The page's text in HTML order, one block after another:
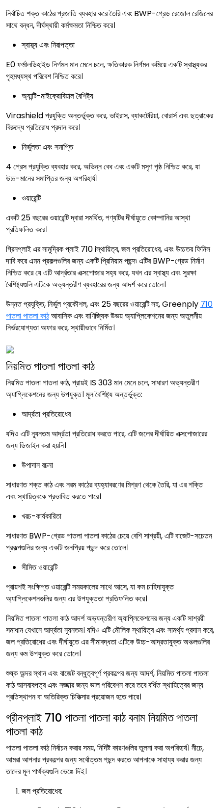
নির্বাচিত শক্ত কাঠের প্রজাতি ব্যবহার করে তৈরি এবং BWP-গ্রেড রেজোল রেজিনের
সাথে বন্ধন, দীর্ঘস্থায়ী কর্মক্ষমতা নিশ্চিত করে।
স্বাস্থ্য এবং নিরাপত্তা
E0 ফর্মালডিহাইড নির্গমন মান মেনে চলে, ক্ষতিকারক নির্গমন কমিয়ে একটি স্বাস্থ্যকর
গৃহমধ্যস্থ পরিবেশ নিশ্চিত করে।
অ্যান্টি-মাইক্রোবিয়াল বৈশিষ্ট্য
Virashield প্রযুক্তি অন্তর্ভুক্ত করে, ভাইরাস, ব্যাকটেরিয়া, বোরার্স এবং ছত্রাকের
বিরুদ্ধে প্রতিরোধ প্রদান করে।
নির্ভুলতা এবং সমাপ্তি
4 প্রেস প্রযুক্তি ব্যবহার করে, অভিন্ন বেধ এবং একটি মসৃণ পৃষ্ঠ নিশ্চিত করে, যা
উচ্চ-মানের সমাপ্তির জন্য অপরিহার্য।
ওয়ারেন্টি
একটি 25 বছরের ওয়ারেন্টি দ্বারা সমর্থিত, পণ্যটির দীর্ঘায়ুতে কোম্পানির আস্থা
প্রতিফলিত করে।
গ্রিনপ্লাই এর সামুদ্রিক প্লাই 710 iস্থায়িত্ব, জল প্রতিরোধের, এবং উচ্চতর ফিনিস
দাবি করে এমন প্রকল্পগুলির জন্য একটি প্রিমিয়াম পছন্দ৷ এটির BWP-গ্রেড নির্মাণ
নিশ্চিত করে যে এটি আর্দ্রতার এক্সপোজার সহ্য করে, যখন এর স্বাস্থ্য এবং সুরক্ষা
বৈশিষ্ট্যগুলি এটিকে অভ্যন্তরীণ ব্যবহারের জন্য আদর্শ করে তোলে।
উন্নত প্রযুক্তি, নির্ভুল প্রকৌশল, এবং 25 বছরের ওয়ারেন্টি সহ, Greenply 710
পাতলা পাতলা কাঠআবাসিক এবং বাণিজ্যিক উভয় অ্যাপ্লিকেশনের জন্য অতুলনীয়
নির্ভরযোগ্যতা অফার করে, স্থায়ীভাবে নির্মিত।
নিয়মিত পাতলা পাতলা কাঠ
নিয়মিত পাতলা পাতলা কাঠ, প্রায়ই IS 303 মান মেনে চলে, সাধারণ অভ্যন্তরীণ
অ্যাপ্লিকেশনের জন্য উপযুক্ত। মূল বৈশিষ্ট্য অন্তর্ভুক্ত:
আর্দ্রতা প্রতিরোধের
যদিও এটি ন্যূনতম আর্দ্রতা প্রতিরোধ করতে পারে, এটি জলের দীর্ঘায়িত এক্সপোজারের
জন্য ডিজাইন করা হয়নি।
উপাদান রচনা
সাধারণত শক্ত কাঠ এবং নরম কাঠের ব্যহ্যাবরণের মিশ্রণ থেকে তৈরি, যা এর শক্তি
এবং স্থায়িত্বকে প্রভাবিত করতে পারে।
খরচ-কার্যকারিতা
সাধারণত BWP-গ্রেড পাতলা পাতলা কাঠের চেয়ে বেশি সাশ্রয়ী, এটি বাজেট-সচেতন
প্রকল্পগুলির জন্য একটি জনপ্রিয় পছন্দ করে তোলে।
সীমিত ওয়ারেন্টি
প্রায়শই সংক্ষিপ্ত ওয়ারেন্টি সময়কালের সাথে আসে, যা কম চাহিদাযুক্ত
অ্যাপ্লিকেশনগুলির জন্য এর উপযুক্ততা প্রতিফলিত করে।
নিয়মিত পাতলা পাতলা কাঠ আদর্শ অভ্যন্তরীণ অ্যাপ্লিকেশনের জন্য একটি সাশ্রয়ী
সমাধান যেখানে আর্দ্রতা ন্যূনতম। যদিও এটি মৌলিক স্থায়িত্ব এবং সামর্থ্য প্রদান করে,
জল প্রতিরোধের এবং দীর্ঘায়ুতে এর সীমাবদ্ধতা এটিকে উচ্চ-আদ্রতাযুক্ত অঞ্চলগুলির
জন্য কম উপযুক্ত করে তোলে।
শুষ্ক অন্দর স্থান এবং বাজেট বন্ধুত্বপূর্ণ প্রকল্পের জন্য আদর্শ, নিয়মিত পাতলা পাতলা
কাঠ আসবাবপত্র এবং সজ্জার জন্য ভাল পরিবেশন করে তবে বর্ধিত স্থায়িত্বের জন্য
প্রতিস্থাপন বা অতিরিক্ত চিকিত্সার প্রয়োজন হতে পারে।
গ্রীনপ্লাই 710 পাতলা পাতলা কাঠবনাম নিয়মিত পাতলা
পাতলা কাঠ
পাতলা পাতলা কাঠ নির্বাচন করার সময়, নির্দিষ্ট কারণগুলির তুলনা করা অপরিহার্য। নীচে,
আমরা আপনার প্রকল্পের জন্য সর্বোত্তম পছন্দ করতে আপনাকে সাহায্য করার জন্য
তাদের মূল পার্থক্যগুলি ভেঙে দিই।
জল প্রতিরোধের: